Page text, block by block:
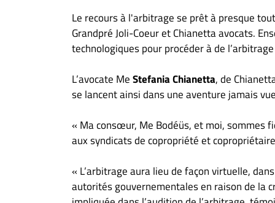
Le recours à l'arbitrage se prêt à presque
Grandpré Joli-Coeur et Chianetta avocats.
technologiques pour procéder à de
L’avocate MeStefania Chianetta, de
se lancent ainsi dans une aventure jamais
« Ma consœur, Me Bodéüs, et moi, sommes
aux syndicats de copropriété et
« L’arbitrage aura lieu de façon virtuelle,
autorités gouvernementales en raison de la